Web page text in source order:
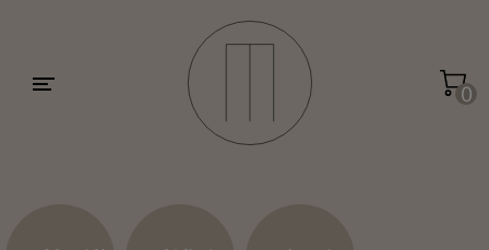
0